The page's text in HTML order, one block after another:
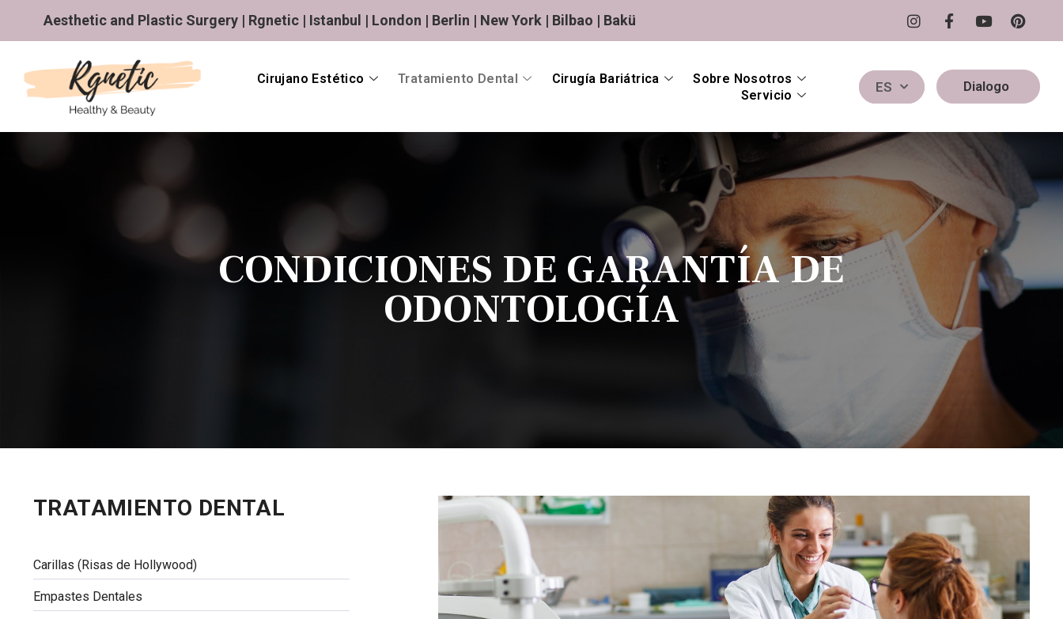
Aesthetic and Plastic Surgery | Rgnetic | Istanbul | London | Berlin | New York | Bilbao | Bakü
Cirujano Estético Tratamiento Dental Cirugía Bariátrica
Sobre Nosotros
Servicio
ES Dialogo
CONDICIONES DE GARANTÍA DE
ODONTOLOGÍA
TRATAMIENTO DENTAL
Carillas (Risas de Hollywood)
Empastes Dentales